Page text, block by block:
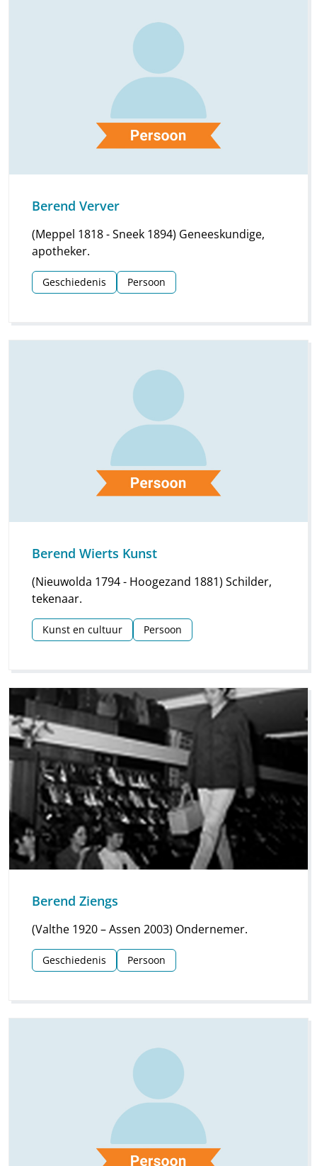
Berend Verver
(Meppel 1818 - Sneek 1894) Geneeskundige,
apotheker.
Geschiedenis Persoon
Berend Wierts Kunst
(Nieuwolda 1794 - Hoogezand 1881) Schilder,
tekenaar.
Kunst en cultuur Persoon
Berend Ziengs
(Valthe 1920 – Assen 2003) Ondernemer.
Geschiedenis Persoon